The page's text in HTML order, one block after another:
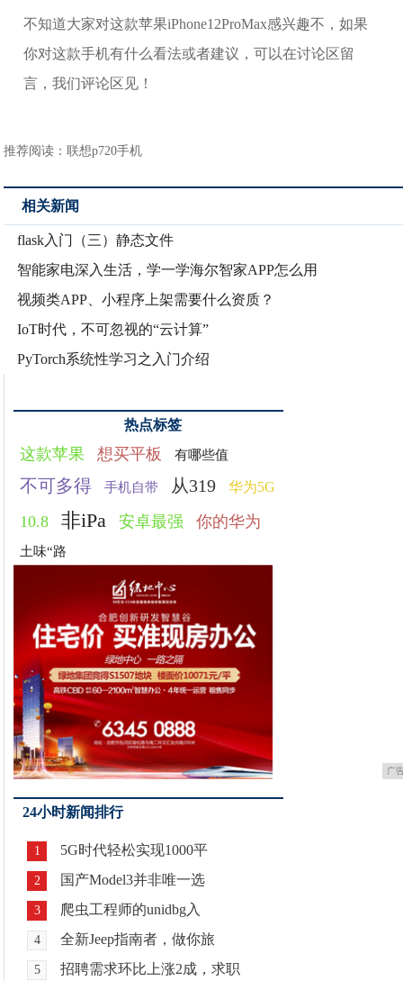
不知道大家对这款苹果iPhone12ProMax感兴趣不，如果
你对这款手机有什么看法或者建议，可以在讨论区留
言，我们评论区见！
推荐阅读：联想p720手机
相关新闻
flask入门（三）静态文件
智能家电深入生活，学一学海尔智家APP怎么用
视频类APP、小程序上架需要什么资质？
IoT时代，不可忽视的“云计算”
PyTorch系统性学习之入门介绍
热点标签
这款苹果 想买平板 有哪些值
不可多得 手机自带 从319 华为5G
10.8 非iPa 安卓最强 你的华为
土味“路
广
24小时新闻排行
1 5G时代轻松实现1000平
2 国产Model3并非唯一选
3 爬虫工程师的unidbg入
4 全新Jeep指南者，做你旅
5 招聘需求环比上涨2成，求职